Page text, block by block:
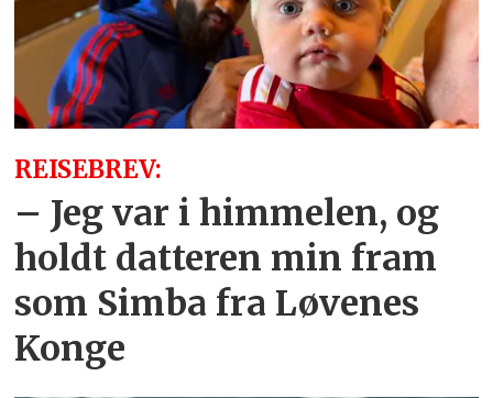
REISEBREV:
– Jeg var i himmelen, og
holdt datteren min fram
som Simba fra Løvenes
Konge